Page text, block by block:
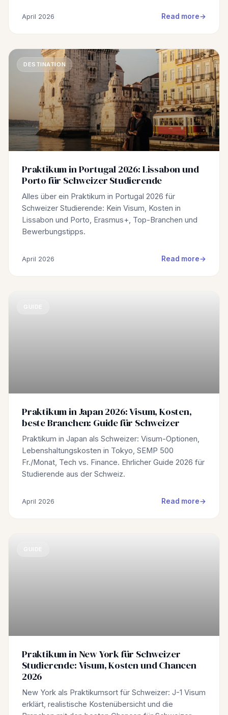
April 2026 Read more
DESTINATION
Praktikum in Portugal 2026: Lissabon und
Porto für Schweizer Studierende
Alles über ein Praktikum in Portugal 2026 für
Schweizer Studierende: Kein Visum, Kosten in
Lissabon und Porto, Erasmus+, Top-Branchen und
Bewerbungstipps.
April 2026 Read more
GUIDE
Praktikum in Japan 2026: Visum, Kosten,
beste Branchen: Guide für Schweizer
Praktikum in Japan als Schweizer: Visum-Optionen,
Lebenshaltungskosten in Tokyo, SEMP 500
Fr./Monat, Tech vs. Finance. Ehrlicher Guide 2026 für
Studierende aus der Schweiz.
April 2026 Read more
GUIDE
Praktikum in New York für Schweizer
Studierende: Visum, Kosten und Chancen
2026
New York als Praktikumsort für Schweizer: J-1 Visum
erklärt, realistische Kostenübersicht und die